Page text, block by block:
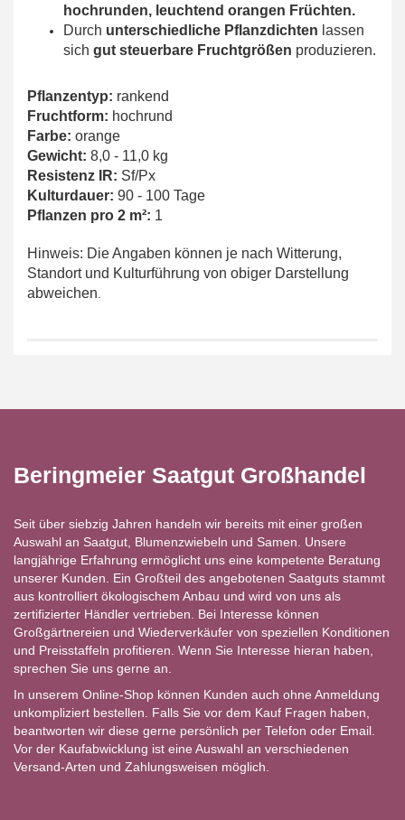
hochrunden, leuchtend orangen Früchten.
Durch unterschiedliche Pflanzdichten lassen
sich gut steuerbare Fruchtgrößen produzieren.
Pflanzentyp: rankend
Fruchtform: hochrund
Farbe: orange
Gewicht: 8,0 - 11,0 kg
Resistenz IR: Sf/Px
Kulturdauer: 90 - 100 Tage
Pflanzen pro 2 m²: 1
Hinweis: Die Angaben können je nach Witterung,
Standort und Kulturführung von obiger Darstellung
abweichen.
Beringmeier Saatgut Großhandel
Seit über siebzig Jahren handeln wir bereits mit einer großen
Auswahl an Saatgut, Blumenzwiebeln und Samen. Unsere
langjährige Erfahrung ermöglicht uns eine kompetente Beratung
unserer Kunden. Ein Großteil des angebotenen Saatguts stammt
aus kontrolliert ökologischem Anbau und wird von uns als
zertifizierter Händler vertrieben. Bei Interesse können
Großgärtnereien und Wiederverkäufer von speziellen Konditionen
und Preisstaffeln profitieren. Wenn Sie Interesse hieran haben,
sprechen Sie uns gerne an.
In unserem Online-Shop können Kunden auch ohne Anmeldung
unkompliziert bestellen. Falls Sie vor dem Kauf Fragen haben,
beantworten wir diese gerne persönlich per Telefon oder Email.
Vor der Kaufabwicklung ist eine Auswahl an verschiedenen
Versand-Arten und Zahlungsweisen möglich.